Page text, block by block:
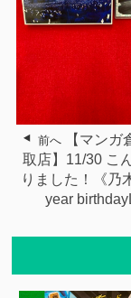
前へ
【マンガ
取店】11/30 こ
りました！《乃
year